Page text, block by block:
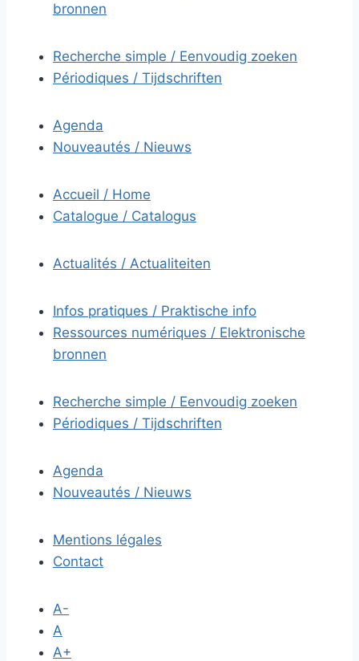
bronnen
Recherche simple / Eenvoudig zoeken
Périodiques / Tijdschriften
Agenda
Nouveautés / Nieuws
Accueil / Home
Catalogue / Catalogus
Actualités / Actualiteiten
Infos pratiques / Praktische info
Ressources numériques / Elektronische
bronnen
Recherche simple / Eenvoudig zoeken
Périodiques / Tijdschriften
Agenda
Nouveautés / Nieuws
Mentions légales
Contact
A-
A
A+